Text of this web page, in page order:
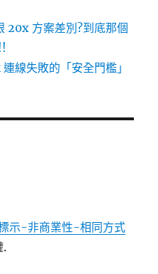
方案差別?到底那個
線失敗的「安全門檻」
示-非商業性-相同方式
.